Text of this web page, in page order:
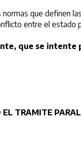
que definen
entre el
que se
EL TRAMITE